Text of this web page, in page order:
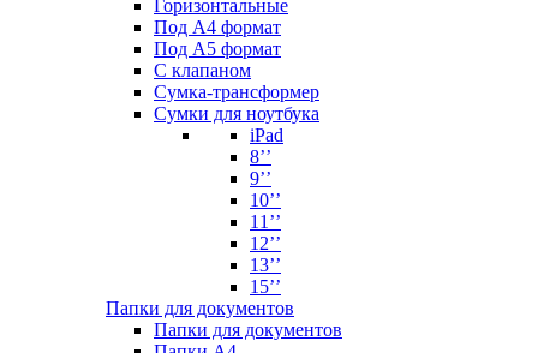
Горизонтальные
Под А4 формат
Под А5 формат
С клапаном
Сумка-трансформер
Сумки для ноутбука
iPad
8’’
9’’
10’’
11’’
12’’
13’’
15’’
Папки для документов
Папки для документов